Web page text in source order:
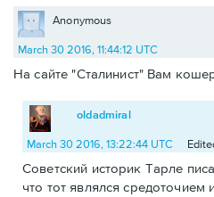
Anonymous
March 30 2016, 11:44:12 UTC
На сайте "Сталинист" Вам
oldadmiral
March 30 2016, 13:22:44 UTC
Советский историк Тарле
что тот являлся